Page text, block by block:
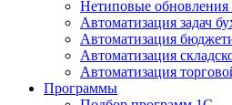
Нетиповые обновления
Автоматизация задач
Автоматизация
Автоматизация
Автоматизация
Программы